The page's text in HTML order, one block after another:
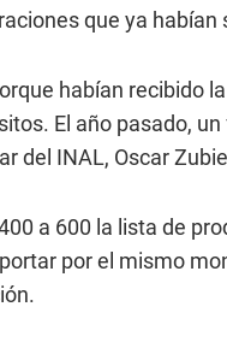
que ya habían
habían recibido
El año pasado,
del INAL, Oscar
a 600 la lista de
por el mismo